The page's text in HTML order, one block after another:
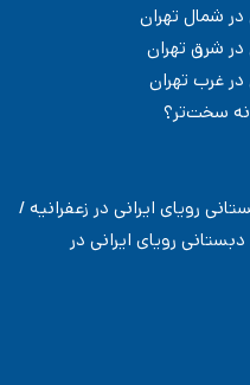
شمال تهران
شرق تهران
غرب تهران
نه سخت‌تر؟
رویای ایرانی در زعفرانیه /
رویای ایرانی در